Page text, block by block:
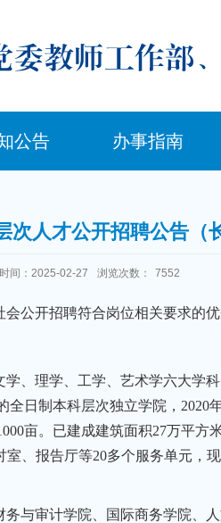
公告 办事指南
次人才公开招聘公告（
间：2025-02-27 浏览次数： 7552
公开招聘符合岗位相关要求的
、理学、工学、艺术学六大学
日制本科层次独立学院，2020
亩。已建成建筑面积27万平方
、报告厅等20多个服务单元，
与审计学院、国际商务学院、